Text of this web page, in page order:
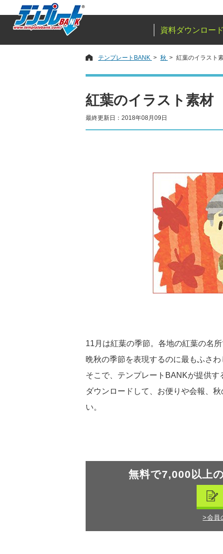
資料ダウンロー
テンプレートBANK 秋 紅葉のイラスト
紅葉のイラスト素材
最終更新日：2018年08月09日
11月は紅葉の季節。各地の紅葉の名
晩秋の季節を表現するのに最もふさ
そこで、テンプレートBANKが提供
ダウンロードして、お便りや会報、
い。
無料で7,000以上
>会員